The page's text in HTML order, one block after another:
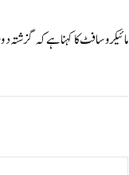
مائیکرو سافٹ کا کہنا ہے کہ